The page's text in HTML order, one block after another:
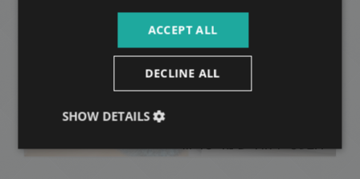
LIPÓTVÁROS
רובע 5 • 1 חדרי שינה • 78 m
ACCEPT ALL
DECLINE ALL
SHOW DETAILS